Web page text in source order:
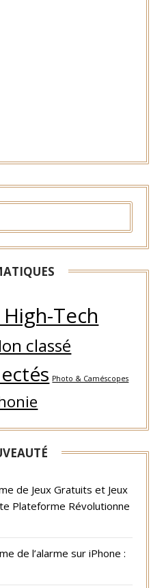
Tech
classé
Photo & Caméscopes
de Jeux Gratuits et Jeux
Plateforme Révolutionne
de l’alarme sur iPhone :